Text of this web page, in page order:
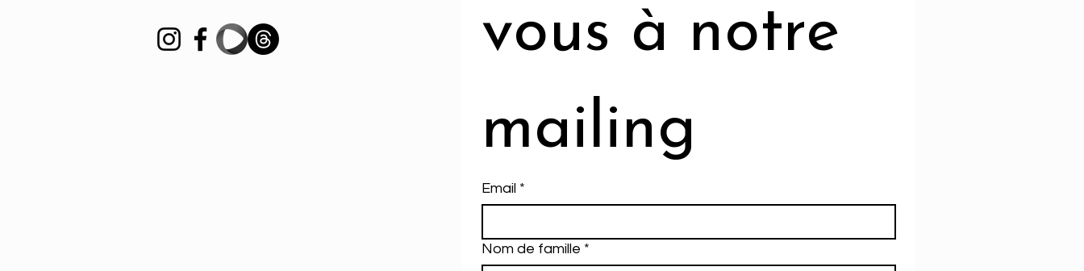
vous à notre
mailing
Email *
Nom de famille *